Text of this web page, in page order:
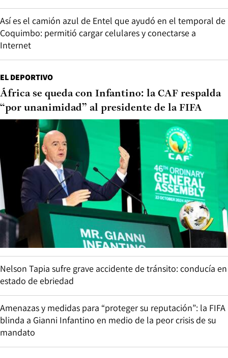
Así es el camión azul de Entel que ayudó en el temporal de
Coquimbo: permitió cargar celulares y conectarse a
Internet
EL DEPORTIVO
África se queda con Infantino: la CAF respalda
“por unanimidad” al presidente de la FIFA
Nelson Tapia sufre grave accidente de tránsito: conducía en
estado de ebriedad
Amenazas y medidas para “proteger su reputación”: la FIFA
blinda a Gianni Infantino en medio de la peor crisis de su
mandato